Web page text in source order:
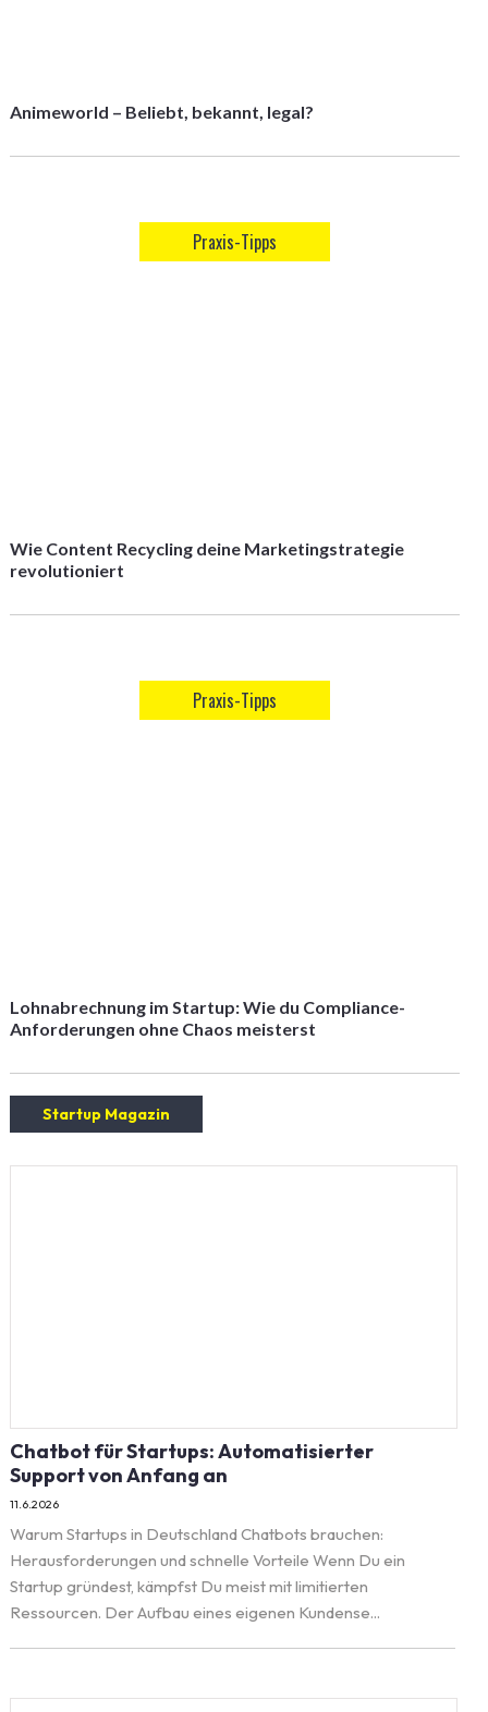
Animeworld – Beliebt, bekannt, legal?
Praxis-Tipps
Wie Content Recycling deine Marketingstrategie
revolutioniert
Praxis-Tipps
Lohnabrechnung im Startup: Wie du Compliance-
Anforderungen ohne Chaos meisterst
Startup Magazin
Chatbot für Startups: Automatisierter
Support von Anfang an
11.6.2026
Warum Startups in Deutschland Chatbots brauchen:
Herausforderungen und schnelle Vorteile Wenn Du ein
Startup gründest, kämpfst Du meist mit limitierten
Ressourcen. Der Aufbau eines eigenen Kundense...